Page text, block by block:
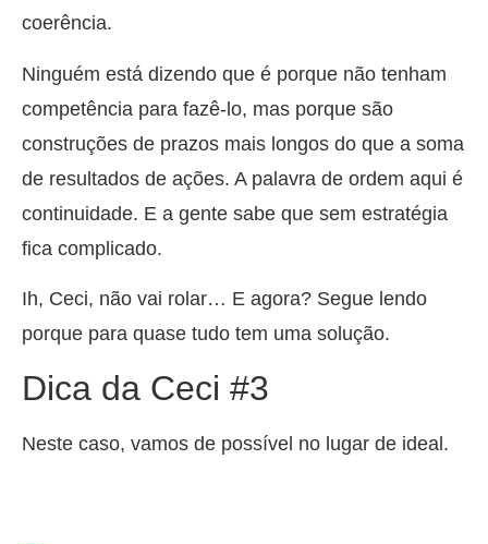
coerência.
Ninguém está dizendo que é porque não tenham
competência para fazê-lo, mas porque são
construções de prazos mais longos do que a soma
de resultados de ações. A palavra de ordem aqui é
continuidade. E a gente sabe que sem estratégia
fica complicado.
Ih, Ceci, não vai rolar… E agora? Segue lendo
porque para quase tudo tem uma solução.
Dica da Ceci #3
Neste caso, vamos de possível no lugar de ideal.